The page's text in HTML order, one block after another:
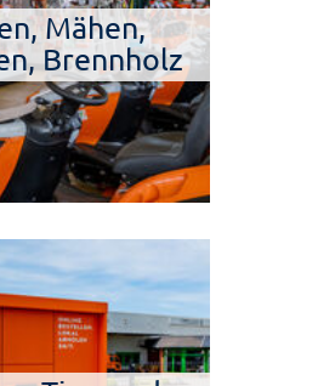
Mähen,
Brennholz